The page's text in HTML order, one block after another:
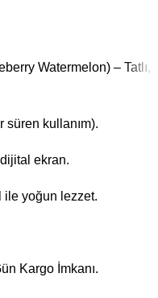
Watermelon) – Tatlı,
süren kullanım).
ekran.
yoğun lezzet.
Kargo İmkanı.